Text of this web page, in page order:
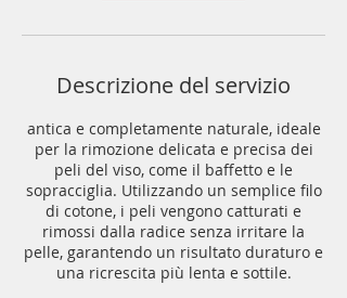
Descrizione del servizio
antica e completamente naturale, ideale
per la rimozione delicata e precisa dei
peli del viso, come il baffetto e le
sopracciglia. Utilizzando un semplice filo
di cotone, i peli vengono catturati e
rimossi dalla radice senza irritare la
pelle, garantendo un risultato duraturo e
una ricrescita più lenta e sottile.